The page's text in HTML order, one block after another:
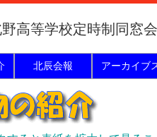
高等学校定時制同窓
北辰会報 アーカイブ